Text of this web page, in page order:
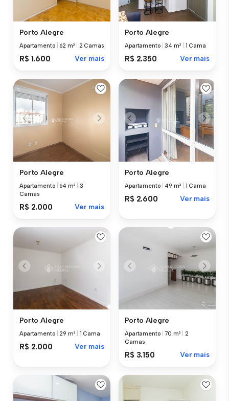
Porto Alegre
Apartamento 62 m² 2 Camas
R$ 1.600 Ver mais
Porto Alegre
Apartamento |34 m² 1 Cama
R$ 2.350 Ver mais
Porto Alegre
Apartamento 64 m²
3
Camas
R$ 2.000 Ver mais
Porto Alegre
Apartamento 49 m² 1 Cama
R$ 2.600 Ver mais
Porto Alegre
Apartamento |29 m² 1 Cama
R$ 2.000 Ver mais
Porto Alegre
Apartamento |70 m²
2
Camas
R$ 3.150 Ver mais